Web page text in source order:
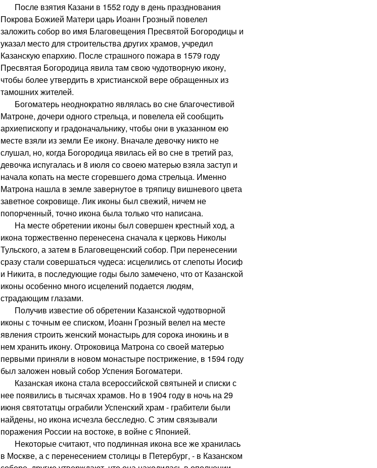
После взятия Казани в 1552 году в день празднования
Покрова Божией Матери царь Иоанн Грозный повелел
заложить собор во имя Благовещения Пресвятой Богородицы и
указал место для строительства других храмов, учредил
Казанскую епархию. После страшного пожара в 1579 году
Пресвятая Богородица явила там свою чудотворную икону,
чтобы более утвердить в христианской вере обращенных из
тамошних жителей.
Богоматерь неоднократно являлась во сне благочестивой
Матроне, дочери одного стрельца, и повелела ей сообщить
архиепископу и градоначальнику, чтобы они в указанном ею
месте взяли из земли Ее икону. Вначале девочку никто не
слушал, но, когда Богородица явилась ей во сне в третий раз,
девочка испугалась и 8 июля со своею матерью взяла заступ и
начала копать на месте сгоревшего дома стрельца. Именно
Матрона нашла в земле завернутое в тряпицу вишневого цвета
заветное сокровище. Лик иконы был свежий, ничем не
попорченный, точно икона была только что написана.
На месте обретении иконы был совершен крестный ход, а
икона торжественно перенесена сначала к церковь Николы
Тульского, а затем в Благовещенский собор. При перенесении
сразу стали совершаться чудеса: исцелились от слепоты Иосиф
и Никита, в последующие годы было замечено, что от Казанской
иконы особенно много исцелений подается людям,
страдающим глазами.
Получив известие об обретении Казанской чудотворной
иконы с точным ее списком, Иоанн Грозный велел на месте
явления строить женский монастырь для сорока инокинь и в
нем хранить икону. Отроковица Матрона со своей матерью
первыми приняли в новом монастыре пострижение, в 1594 году
был заложен новый собор Успения Богоматери.
Казанская икона стала всероссийской святыней и списки с
нее появились в тысячах храмов. Но в 1904 году в ночь на 29
июня святотатцы ограбили Успенский храм - грабители были
найдены, но икона исчезла бесследно. С этим связывали
поражения России на востоке, в войне с Японией.
Некоторые считают, что подлинная икона все же хранилась
в Москве, а с перенесением столицы в Петербург, - в Казанском